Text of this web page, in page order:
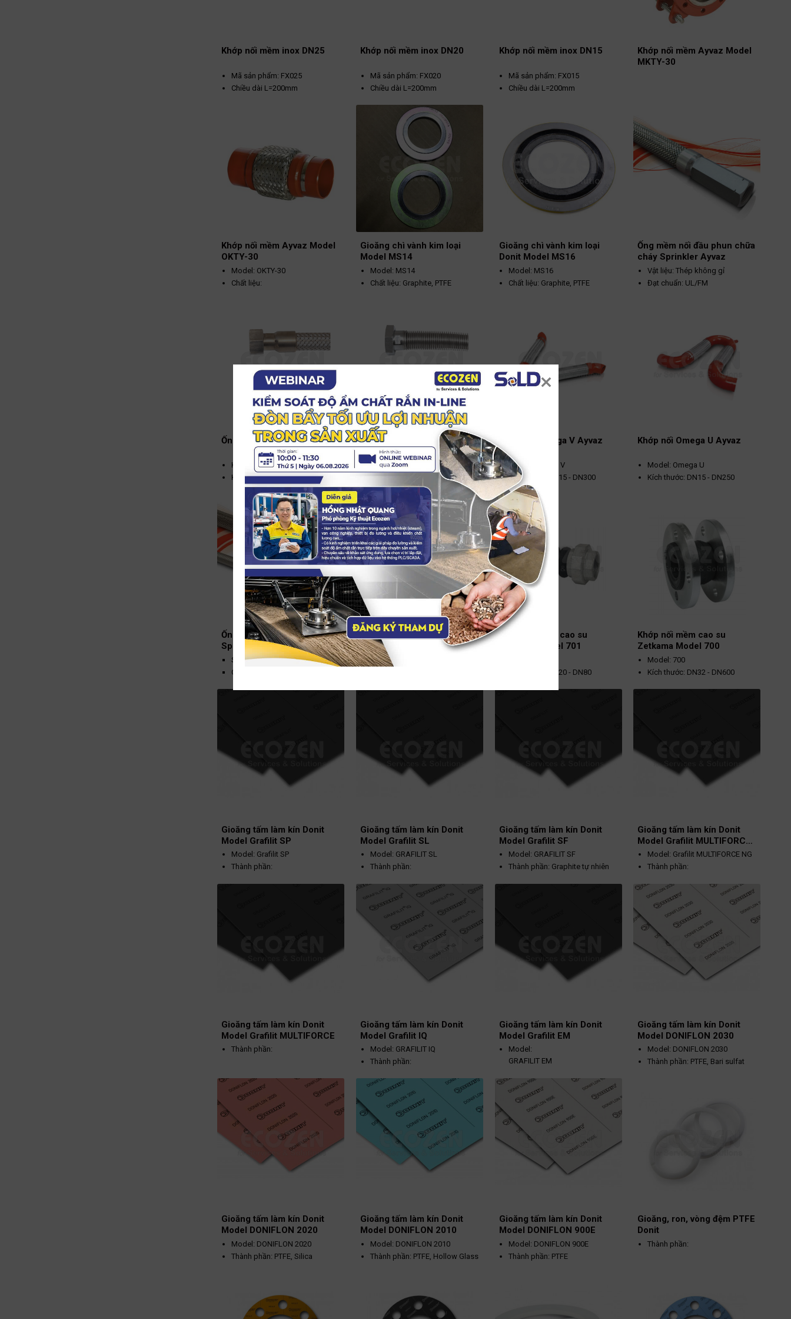
Khớp nối mềm inox DN25
Mã sản phẩm: FX025
Chiều dài L=200mm
Khớp nối mềm inox DN20
Mã sản phẩm: FX020
Chiều dài L=200mm
Nhà sản xuất: DD
Xuất xứ : Việt Nam
Khớp nối mềm inox DN15
Mã sản phẩm: FX015
Chiều dài L=200mm
Xuất xứ : Việt Nam
Khớp nối mềm Ayvaz Model
MKTY-30
Khớp nối mềm Ayvaz Model
OKTY-30
Model: OKTY-30
Chất liệu:
Nhiệt độ hoạt động: -10 - 550
Kích thước: DN25 - DN300
Gioăng chì vành kim loại
Model MS14
Model: MS14
Chất liệu: Graphite, PTFE
Gioăng chì vành kim loại
Donit Model MS16
Model: MS16
Chất liệu: Graphite, PTFE
Ống mềm nối đầu phun chữa
cháy Sprinkler Ayvaz
Vật liệu: Thép không gỉ
Đạt chuẩn: UL/FM
Ống mềm inox có lưới
Kích thước: DN6 - DN200
Kết nối: mặt bích, hàn
Vật liệu: Thép không gỉ
Ống mềm inox có vỏ bọc
không lưới
Kích thước: DN12, DN16
Nhiệt độ hoạt động: -270 ~
600ºC
Vật liệu: Thép không gỉ
Khớp nối Omega V Ayvaz
Model: Omega V
Kích thước: DN15 - DN300
Kết nối: Mặt bích, hàn, grooved
Vật liệu: Thép không gỉ
Khớp nối Omega U Ayvaz
Model: Omega U
Kích thước: DN15 - DN250
Ống mềm nối đầu phun
Sprinkler Ayvaz
Size: DN20, DN25
Chất liệu: inox 304/ 316L
Khớp nối mềm cao su
Genebre Model 2831
Model: 2831
Khớp nối mềm cao su
Zetkama Model 701
Kích thước: DN20 - DN80
Khớp nối mềm cao su
Zetkama Model 700
Model: 700
Kích thước: DN32 - DN600
Nhiệt độ tối đa: 100°C
Vật liệu: EPDM
Gioăng tấm làm kín Donit
Model Grafilit SP
Model: Grafilit SP
Thành phần:
Nhiệt độ hoạt động: -200 ~
700ºC
Áp suất hoạt động: 60 - 160 bar
Gioăng tấm làm kín Donit
Model Grafilit SL
Model: GRAFILIT SL
Thành phần:
Graphit tự nhiên (độ
tinh khiết> 99%
graphit)
Lá thép không gỉ (AISI
316; 0,05 mm)
Màu đen
Nhiệt độ hoạt động: -200 ~
Áp suất hoạt động: 60 - 140 bar
Gioăng tấm làm kín Donit
Model Grafilit SF
Model: GRAFILIT SF
Thành phần: Graphite tự nhiên
Gioăng tấm làm kín Donit
Model Grafilit MULTIFORCE
NGModel: Grafilit MULTIFORCE NG
Thành phần:
Graphite tự nhiên (độ
tinh khiết > 99%
graphite)
Thép không gỉ (Aisi
316L) với độ dày
0,05mm
Màu đen
Nhiệt độ hoạt động: -200 ~
700ºC
Áp suất hoạt động: 250 bar
Gioăng tấm làm kín Donit
Model Grafilit MULTIFORCE
Thành phần:
tinh khiết > 99%
graphite)
Thép không gỉ (Aisi
316L) với độ dày
0,05mm
Màu đen
Nhiệt độ hoạt động: -200 ~
Áp suất hoạt động: 250 bar
Gioăng tấm làm kín Donit
Model Grafilit IQ
Model: GRAFILIT IQ
Thành phần:
Graphite tự nhiên (độ
tinh khiết > 99%
graphite)
Thép không gỉ (Aisi
316L) với độ dày
0,15mm
Màu bạc
Nhiệt độ hoạt động: -200 ~
700ºC
Áp suất hoạt động: 200 bar
Gioăng tấm làm kín Donit
Model Grafilit EM
Model:
GRAFILIT EM
Graphite tự nhiên (độ
tinh khiết > 99%
graphite)
Thép không gỉ (Aisi
316L) với độ dày
0,15mm
Màu đen
Nhiệt độ hoạt động: -200 ~
700ºC
Áp suất hoạt động: 80 - 180 bar
Gioăng tấm làm kín Donit
Model DONIFLON 2030
Model: DONIFLON 2030
Thành phần: PTFE, Bari sulfat
Gioăng tấm làm kín Donit
Model DONIFLON 2020
Model: DONIFLON 2020
Thành phần: PTFE, Silica
Áp suất hoạt động: 80 bar
Gioăng tấm làm kín Donit
Model DONIFLON 2010
Model: DONIFLON 2010
Thành phần: PTFE, Hollow Glass
Nhiệt độ hoạt động: -200 ~
260ºC
Gioăng tấm làm kín Donit
Model DONIFLON 900E
Model: DONIFLON 900E
Thành phần: PTFE
Gioăng, ron, vòng đệm PTFE
Donit
Thành phần:
mòn, kháng hóa chất
Graphite: Hệ số ma